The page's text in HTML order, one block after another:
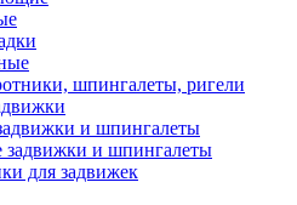
шпингалеты, ригели
и шпингалеты
задвижки и шпингалеты
для задвижек